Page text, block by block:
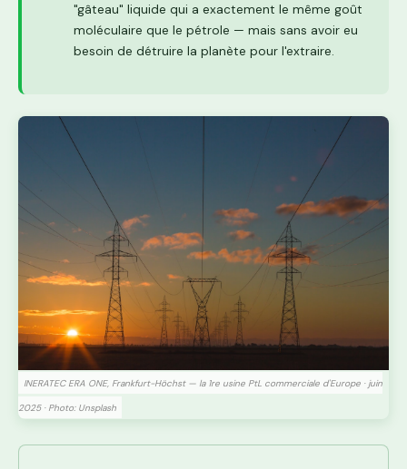
"gâteau" liquide qui a exactement le même goût
moléculaire que le pétrole — mais sans avoir eu
besoin de détruire la planète pour l'extraire.
INERATEC ERA ONE, Frankfurt-Höchst — la 1re usine PtL commerciale d'Europe · juin
2025 · Photo: Unsplash